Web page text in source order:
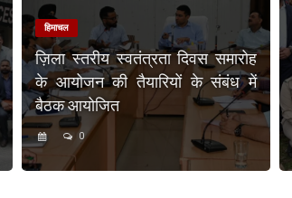
हिमाचल
ज़िला स्तरीय स्वतंत्रता दिवस समारोह
के आयोजन की तैयारियों के संबंध में
बैठक आयोजित
0